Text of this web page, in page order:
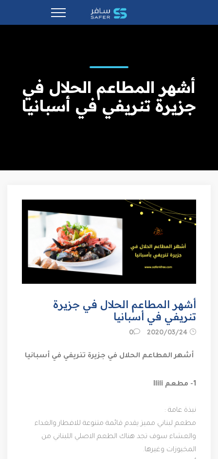
أشهر المطاعم الحلال في
جزيرة تنريفي في أسبانيا
أشهر المطاعم الحلال في جزيرة
تنريفي في أسبانيا
0
أشهر المطاعم الحلال في جزيرة تنريفي في أسبانيا
نبذة عامة :
المخبوزات وغيرها.